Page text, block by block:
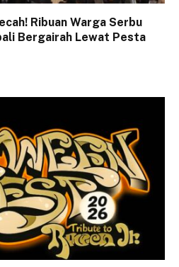
Ribuan Warga Serbu
Bergairah Lewat Pesta